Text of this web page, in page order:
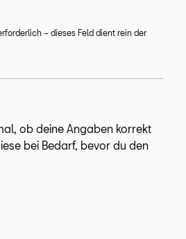
– dieses Feld dient rein der
ob deine Angaben korrekt
bei Bedarf, bevor du den